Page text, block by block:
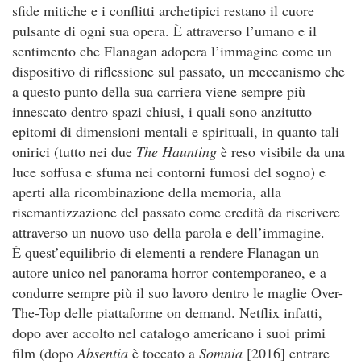
sfide mitiche e i conflitti archetipici restano il cuore
pulsante di ogni sua opera. È attraverso l’umano e il
sentimento che Flanagan adopera l’immagine come un
dispositivo di riflessione sul passato, un meccanismo che
a questo punto della sua carriera viene sempre più
innescato dentro spazi chiusi, i quali sono anzitutto
epitomi di dimensioni mentali e spirituali, in quanto tali
onirici (tutto nei due The Haunting è reso visibile da una
luce soffusa e sfuma nei contorni fumosi del sogno) e
aperti alla ricombinazione della memoria, alla
risemantizzazione del passato come eredità da riscrivere
attraverso un nuovo uso della parola e dell’immagine.
È quest’equilibrio di elementi a rendere Flanagan un
autore unico nel panorama horror contemporaneo, e a
condurre sempre più il suo lavoro dentro le maglie Over-
The-Top delle piattaforme on demand. Netflix infatti,
dopo aver accolto nel catalogo americano i suoi primi
film (dopoAbsentia è toccato a Somnia [2016] entrare